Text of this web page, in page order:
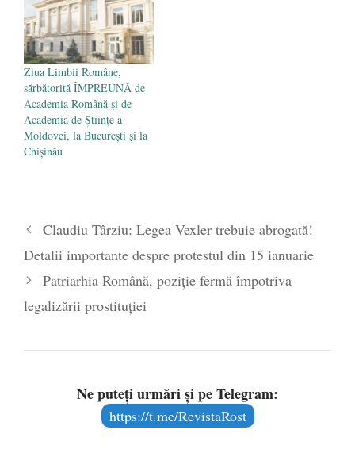
Ziua Limbii Române,
sărbătorită ÎMPREUNĂ de
Academia Română și de
Academia de Ştiinţe a
Moldovei, la București și la
Chișinău
Claudiu Târziu: Legea Vexler trebuie abrogată!
Detalii importante despre protestul din 15 ianuarie
Patriarhia Română, poziție fermă împotriva
legalizării prostituției
Ne puteți urmări și pe Telegram:
https://t.me/RevistaRost